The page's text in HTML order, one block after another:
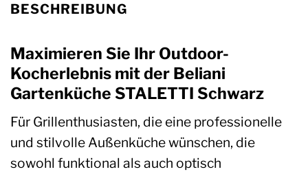
BESCHREIBUNG
Maximieren Sie Ihr Outdoor-
Kocherlebnis mit der Beliani
Gartenküche STALETTI Schwarz
Für Grillenthusiasten, die eine professionelle
und stilvolle Außenküche wünschen, die
sowohl funktional als auch optisch